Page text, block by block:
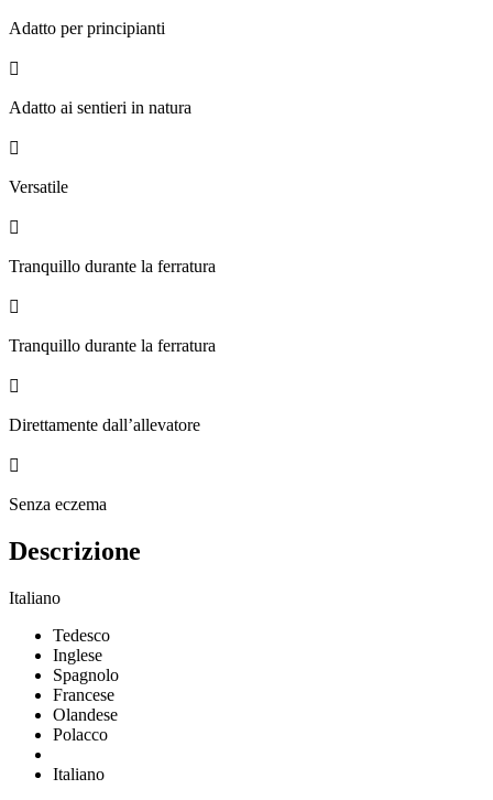
Adatto per principianti

Adatto ai sentieri in natura

Versatile

Tranquillo durante la ferratura

Tranquillo durante la ferratura

Direttamente dall’allevatore

Senza eczema
Descrizione
Italiano
Tedesco
Inglese
Spagnolo
Francese
Olandese
Polacco
Italiano